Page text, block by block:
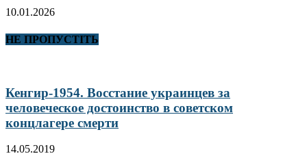
10.01.2026
НЕ ПРОПУСТІТЬ
Кенгир-1954. Восстание украинцев за
человеческое достоинство в советском
концлагере смерти
14.05.2019